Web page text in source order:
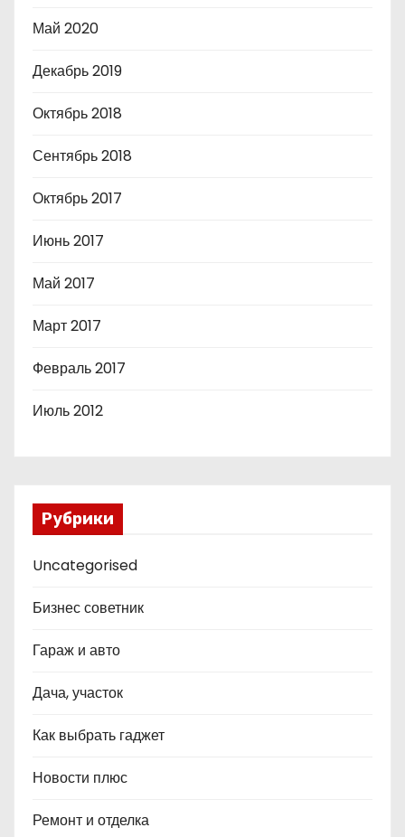
Май 2020
Декабрь 2019
Октябрь 2018
Сентябрь 2018
Октябрь 2017
Июнь 2017
Май 2017
Март 2017
Февраль 2017
Июль 2012
Рубрики
Uncategorised
Бизнес советник
Гараж и авто
Дача, участок
Как выбрать гаджет
Новости плюс
Ремонт и отделка